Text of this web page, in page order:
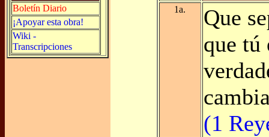
Boletín Diario
¡Apoyar esta obra!
Wiki -
Transcripciones
1a.
Que
que tú
(1